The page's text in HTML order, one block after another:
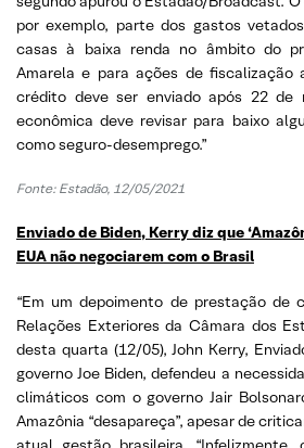
por exemplo, parte dos gastos
casas à baixa renda no âmbito do
Amarela e para ações de fiscalização
crédito deve ser enviado após 22 de
econômica deve revisar para baixo
como seguro-desemprego.”
Fonte: Estadão, 12/05/2021
Enviado de Biden, Kerry diz que
EUA não negociarem com o Brasil
“Em um depoimento de prestação de
Relações Exteriores da Câmara dos
desta quarta (12/05), John Kerry,
governo Joe Biden, defendeu a
climáticos com o governo Jair
Amazônia “desapareça”, apesar de